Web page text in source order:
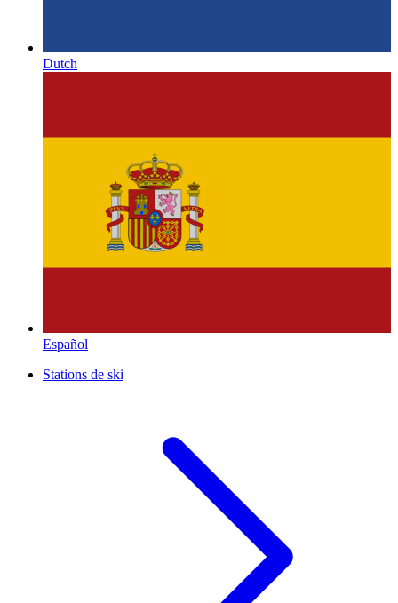
Dutch
Español
Stations de ski